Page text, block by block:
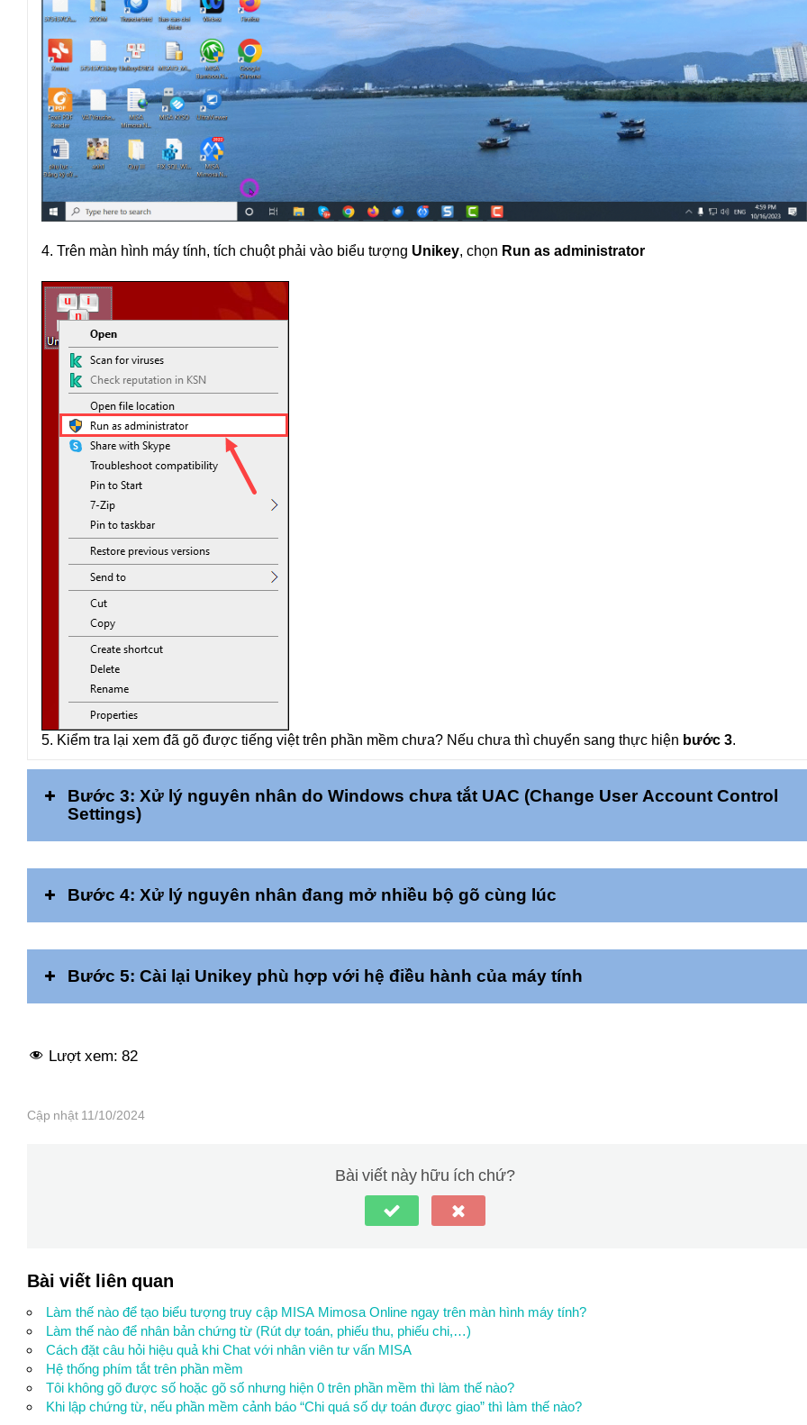
4. Trên màn hình máy tính, tích chuột phải vào biểu tượng Unikey, chọn Run as administrator
5. Kiểm tra lại xem đã gõ được tiếng việt trên phần mềm chưa? Nếu chưa thì chuyển sang thực hiện bước 3.
Bước 3: Xử lý nguyên nhân do Windows chưa tắt UAC (Change User Account Control
Settings)
Bước 4: Xử lý nguyên nhân đang mở nhiều bộ gõ cùng lúc
Bước 5: Cài lại Unikey phù hợp với hệ điều hành của máy tính
Vista
Lượt xem: 82
Cập nhật 11/10/2024
Bài viết này hữu ích chứ?
Bài viết liên quan
Làm thế nào để tạo biểu tượng truy cập MISA Mimosa Online ngay trên màn hình máy tính?
Làm thế nào để nhân bản chứng từ (Rút dự toán, phiếu thu, phiếu chi,…)
Cách đặt câu hỏi hiệu quả khi Chat với nhân viên tư vấn MISA
Hệ thống phím tắt trên phần mềm
Tôi không gõ được số hoặc gõ số nhưng hiện 0 trên phần mềm thì làm thế nào?
Khi lập chứng từ, nếu phần mềm cảnh báo “Chi quá số dự toán được giao” thì làm thế nào?